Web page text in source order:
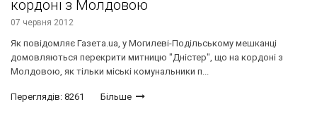
кордоні з Молдовою
07 червня 2012
Як повідомляє Газета.ua, у Могилеві-Подільському мешканці
домовляються перекрити митницю "Дністер", що на кордоні з
Молдовою, як тільки міські комунальники п...
Переглядів: 8261 Більше